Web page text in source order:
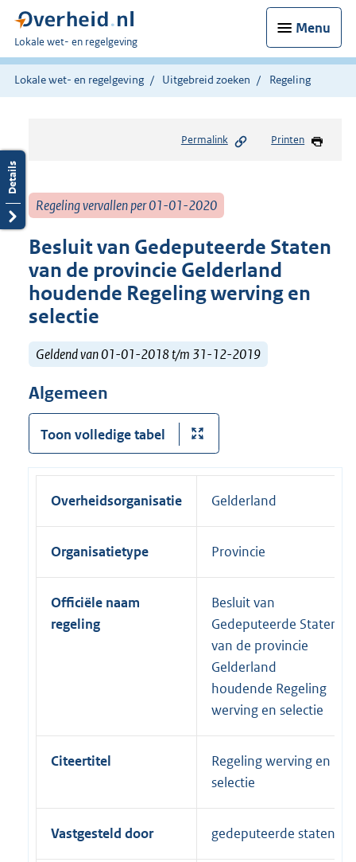
Menu
U
bent
hier:
Lokale wet- en regelgeving
Lokale wet- en regelgeving Uitgebreid zoeken Regeling
Permalink Printen
Regeling vervallen per 01-01-2020
Besluit van Gedeputeerde Staten
van de provincie Gelderland
houdende Regeling werving en
selectie
Geldend van 01-01-2018 t/m 31-12-2019
Algemeen
Toon volledige tabel
Overheidsorganisatie Gelderland
Organisatietype Provincie
Officiële naam
regeling
Besluit van
Gedeputeerde Staten
van de provincie
Gelderland
houdende Regeling
werving en selectie
Citeertitel
Regeling werving en
selectie
Vastgesteld door gedeputeerde staten